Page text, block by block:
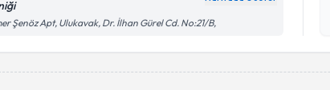
Şenöz Apt, Ulukavak, Dr. İlhan Gürel Cd. No:21/B,